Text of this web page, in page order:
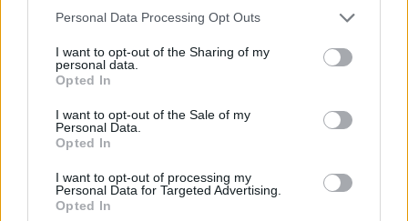
Personal Data Processing Opt Outs
I want to opt-out of the Sharing of my
personal data.
Opted In
I want to opt-out of the Sale of my
Personal Data.
Opted In
I want to opt-out of processing my
Personal Data for Targeted Advertising.
Opted In
Börja prenumerera för att läsa detta innehåll.
Starta din prenumerationhär
Eller logga in på ditt konto nedan:
Username or E-mail